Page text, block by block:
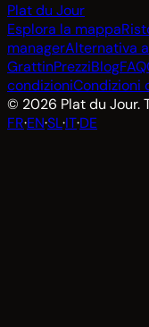
Plat du Jour
Esplora la mappa
managerAlternativa
GrattinPrezziBlogFAQ
condizioniCondizioni
© 2026 Plat du Jour.
FR·EN·SL·IT·DE